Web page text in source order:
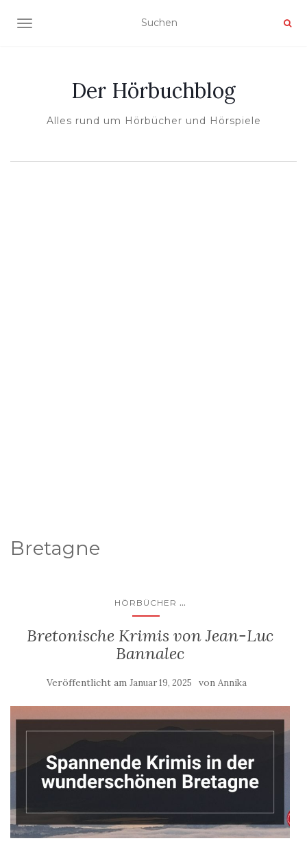
NAVIGATION UMSCHALTEN
Der Hörbuchblog
Alles rund um Hörbücher und Hörspiele
Bretagne
HÖRBÜCHER ...
Bretonische Krimis von Jean-Luc
Bannalec
Veröffentlicht am Januar 19, 2025 von Annika